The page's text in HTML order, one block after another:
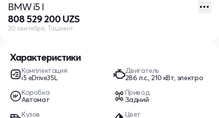
Характеристики
Комплектация
i5 eDrive35L
Двигатель
286 л.с., 210 кВт, электро
Коробка
Автомат
Привод
Задний
Кузов
Цвет
BMW i5 I
808 529 200 UZS
30 сентября, Ташкент